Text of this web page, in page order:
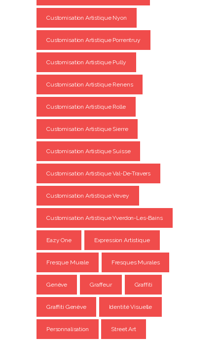
Customisation Artistique Nyon
Customisation Artistique Porrentruy
Customisation Artistique Pully
Customisation Artistique Renens
Customisation Artistique Rolle
Customisation Artistique Sierre
Customisation Artistique Suisse
Customisation Artistique Val-De-Travers
Customisation Artistique Vevey
Customisation Artistique Yverdon-Les-Bains
Eazy One Expression Artistique
Fresque Murale Fresques Murales
Genève Graffeur Graffiti
Graffiti Genève Identité Visuelle
Personnalisation Street Art